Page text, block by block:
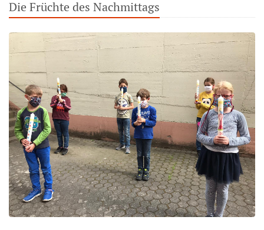
Die Früchte des Nachmittags